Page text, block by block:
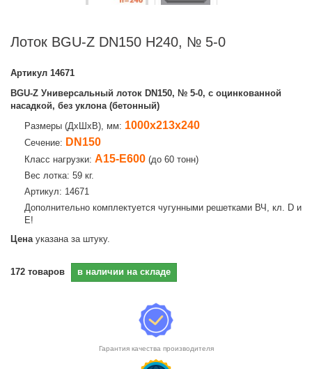
Лоток BGU-Z DN150 H240, № 5-0
Артикул 14671
BGU-Z Универсальный лоток DN150, № 5-0, с оцинкованной
насадкой, без уклона (бетонный)
Размеры (ДхШхВ), мм: 1000х213х240
Сечение: DN150
Класс нагрузки: А15-E600 (до 60 тонн)
Вес лотка: 59 кг.
Артикул: 14671
Дополнительно комплектуется чугунными решетками ВЧ, кл. D и
E!
Ценауказана за штуку.
172 товаров в наличии на складе
Гарантия качества производителя